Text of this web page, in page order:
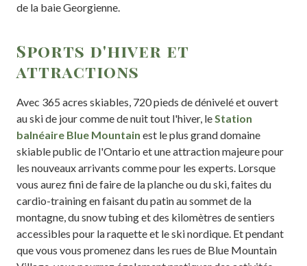
de la baie Georgienne.
Sports d'hiver et
attractions
Avec 365 acres skiables, 720 pieds de dénivelé et ouvert
au ski de jour comme de nuit tout l'hiver, leStation
balnéaire Blue Mountain est le plus grand domaine
skiable public de l'Ontario et une attraction majeure pour
les nouveaux arrivants comme pour les experts. Lorsque
vous aurez fini de faire de la planche ou du ski, faites du
cardio-training en faisant du patin au sommet de la
montagne, du snow tubing et des kilomètres de sentiers
accessibles pour la raquette et le ski nordique. Et pendant
que vous vous promenez dans les rues de Blue Mountain